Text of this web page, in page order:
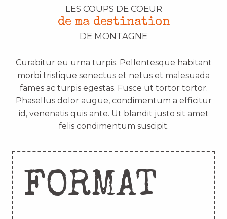
LES COUPS DE COEUR
de ma destination
DE MONTAGNE
Curabitur eu urna turpis. Pellentesque habitant
morbi tristique senectus et netus et malesuada
fames ac turpis egestas. Fusce ut tortor tortor.
Phasellus dolor augue, condimentum a efficitur
id, venenatis quis ante. Ut blandit justo sit amet
felis condimentum suscipit.
FORMAT